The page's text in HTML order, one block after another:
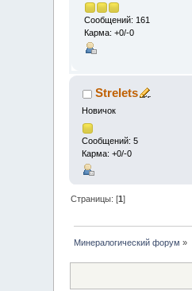
Сообщений: 161
Карма: +0/-0
Strelets
Новичок
Сообщений: 5
Карма: +0/-0
Страницы: [1]
Минералогический форум »